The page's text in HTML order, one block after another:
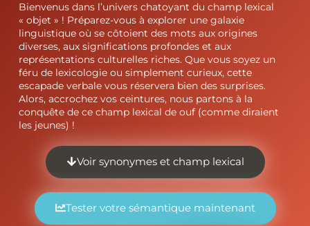
Bienvenus dans l’univers chatoyant du champ lexical
« objet » ! Préparez-vous à explorer une galaxie
linguistique où se côtoient des mots aux origines
diverses, aux significations profondes et aux
représentations culturelles riches. Que vous soyez un
féru de lexicologie ou simplement curieux, cette
escapade verbale vous réservera bien des surprises.
Alors, accrochez vos ceintures, nous partons à la
conquête de ce champ lexical de ouf (comme diraient
les jeunes) !
Voir synonymes et champ lexical
Tester votre sémantique maintenant